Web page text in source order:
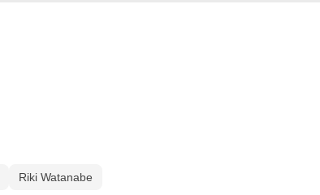
Riki Watanabe